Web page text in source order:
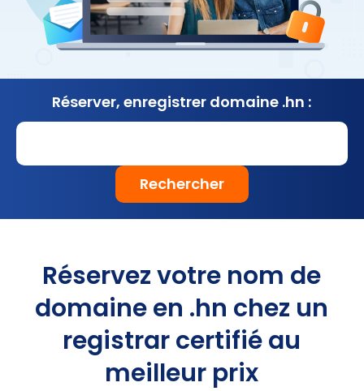
Réserver, enregistrer domaine .hn :
Rechercher
Réservez votre nom de
domaine en .hn chez un
registrar certifié au
meilleur prix